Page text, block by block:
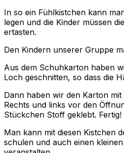
In so ein Fühlkistchen kann
legen und die Kinder müssen
ertasten.
Den Kindern unserer Gruppe
Aus dem Schuhkarton haben
Loch geschnitten, so dass die
Dann haben wir den Karton
Rechts und links vor den
Stückchen Stoff geklebt. Fertig!
Man kann mit diesen Kistchen
schulen und auch einen